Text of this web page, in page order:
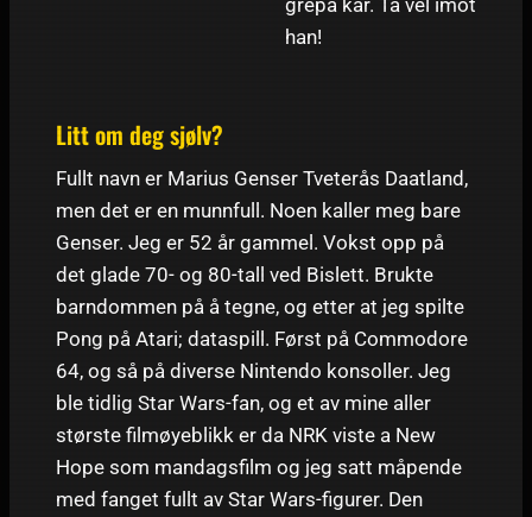
han!
Litt om deg sjølv?
Fullt navn er Marius Genser Tveterås Daatland,
men det er en munnfull. Noen kaller meg bare
Genser. Jeg er 52 år gammel. Vokst opp på
det glade 70- og 80-tall ved Bislett. Brukte
barndommen på å tegne, og etter at jeg spilte
Pong på Atari; dataspill. Først på Commodore
64, og så på diverse Nintendo konsoller. Jeg
ble tidlig Star Wars-fan, og et av mine aller
største filmøyeblikk er da NRK viste a New
Hope som mandagsfilm og jeg satt måpende
med fanget fullt av Star Wars-figurer. Den